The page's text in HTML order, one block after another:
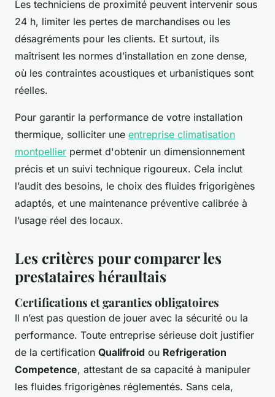
Les techniciens de proximité peuvent intervenir sous
24 h, limiter les pertes de marchandises ou les
désagréments pour les clients. Et surtout, ils
maîtrisent les normes d’installation en zone dense,
où les contraintes acoustiques et urbanistiques sont
réelles.
Pour garantir la performance de votre installation
thermique, solliciter une entreprise climatisation
montpellier permet d'obtenir un dimensionnement
précis et un suivi technique rigoureux. Cela inclut
l’audit des besoins, le choix des fluides frigorigènes
adaptés, et une maintenance préventive calibrée à
l’usage réel des locaux.
Les critères pour comparer les
prestataires héraultais
Certifications et garanties obligatoires
Il n’est pas question de jouer avec la sécurité ou la
performance. Toute entreprise sérieuse doit justifier
de la certification Qualifroid ou Refrigeration
Competence, attestant de sa capacité à manipuler
les fluides frigorigènes réglementés. Sans cela,